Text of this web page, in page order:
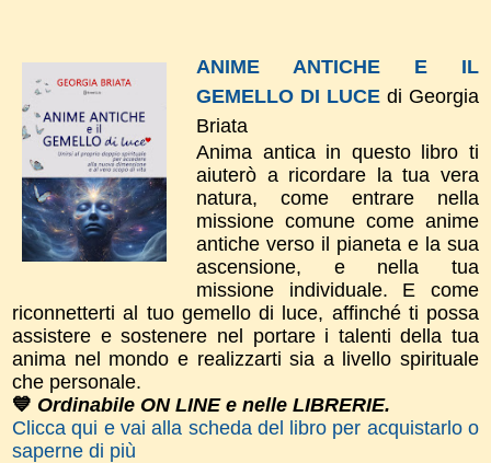
ANIME ANTICHE E IL
GEMELLO DI LUCE di Georgia
Briata
Anima antica in questo libro ti
aiuterò a ricordare la tua vera
natura, come entrare nella
missione comune come anime
antiche verso il pianeta e la sua
ascensione, e nella tua
missione individuale. E come
riconnetterti al tuo gemello di luce, affinché ti possa
assistere e sostenere nel portare i talenti della tua
anima nel mondo e realizzarti sia a livello spirituale
che personale.
💙 Ordinabile ON LINE e nelle LIBRERIE.
Clicca qui e vai alla scheda del libro per acquistarlo o
saperne di più